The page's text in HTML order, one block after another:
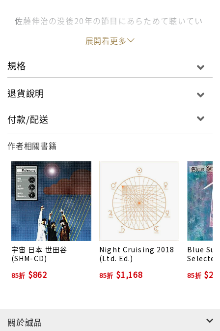
佐藤伸治の没後20年の節目にあらためて聴いてい
2019年に佐藤伸治の没後20年という節目を迎え
るフィッシュマンズ。あらためてまったく劣化し
ない、当時彼らが作り上げた音の強度に驚かされ
ます。３人編成となったフィッシュマンズが第四
のメンバー、ZAKと作り上げた世田谷三部作の第
一弾。ここから彼らの快進撃が始まり、とてつも
ない名盤達を残していくのです。
展開看更多
規格
退貨說明
付款/配送
作者相關書籍
宇宙 日本 世田谷
(SHM-CD)
85折 $862
Night Cruising 2018
(Ltd. Ed.)
85折 $1,168
Blue
85折
關於誠品